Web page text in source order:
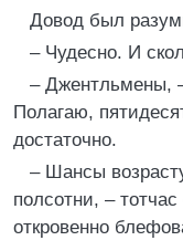
Довод был
– Чудесно. И
– Джентльмены,
Полагаю,
достаточно.
– Шансы
полсотни, –
откровенно